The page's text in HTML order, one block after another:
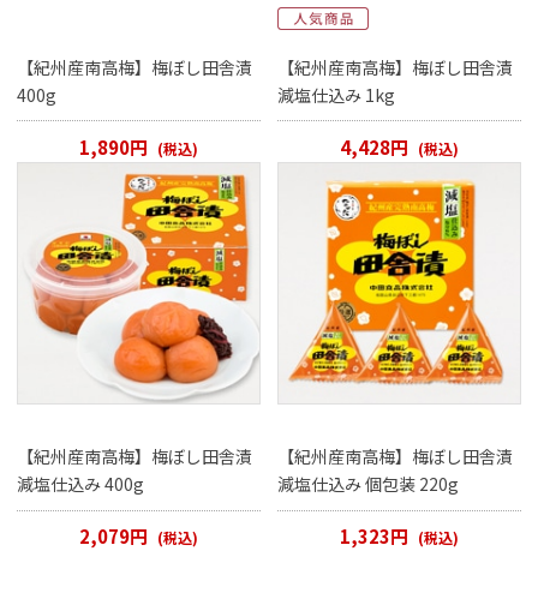
【紀州産南高梅】梅ぼし田舎漬
400g
1,890円 (税込)
【紀州産南高梅】梅ぼし田舎漬
減塩仕込み 1kg
4,428円 (税込)
【紀州産南高梅】梅ぼし田舎漬
減塩仕込み 400g
2,079円 (税込)
【紀州産南高梅】梅ぼし田舎漬
減塩仕込み 個包装 220g
1,323円 (税込)